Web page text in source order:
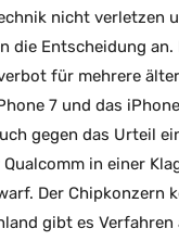
nicht verletzen
die Entscheidung
für mehrere
7 und das
gegen das Urteil
in einer
Der Chipkonzern
gibt es